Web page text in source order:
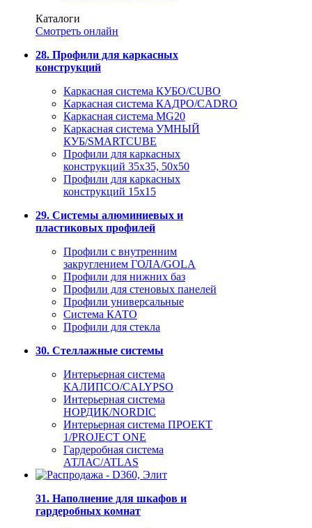
Каталоги
Смотреть онлайн
28. Профили для каркасных
конструкций
Каркасная система КУБО/CUBO
Каркасная система КАДРО/CADRO
Каркасная система MG20
Каркасная система УМНЫЙ
КУБ/SMARTCUBE
Профили для каркасных
конструкций 35x35, 50x50
Профили для каркасных
конструкций 15х15
29. Системы алюминиевых и
пластиковых профилей
Профили с внутренним
закруглением ГОЛА/GOLA
Профили для нижних баз
Профили для стеновых панелей
Профили универсальные
Система КАТО
Профили для стекла
30. Стеллажные системы
Интерьерная система
КАЛИПСО/CALYPSO
Интерьерная система
НОРДИК/NORDIC
Интерьерная система ПРОЕКТ
1/PROJECT ONE
Гардеробная система
АТЛАС/ATLAS
31. Наполнение для шкафов и
гардеробных комнат